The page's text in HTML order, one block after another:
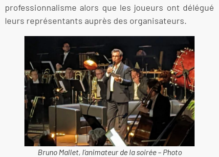
professionnalisme alors que les joueurs ont délégué
leurs représentants auprès des organisateurs.
Bruno Mallet, l’animateur de la soirée – Photo